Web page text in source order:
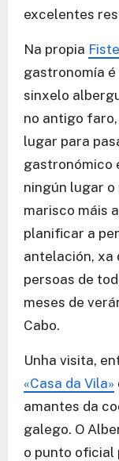
excelentes
Na propia
gastronomía é
sinxelo
no antigo
lugar para
gastronómico
ningún lugar o
marisco máis
planificar a
antelación, xa
persoas de
meses de
Cabo.
Unha visita,
«Casa da Vila»
amantes da
galego. O
o punto oficial